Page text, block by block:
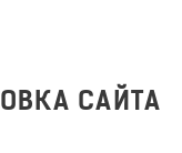
САЙТА